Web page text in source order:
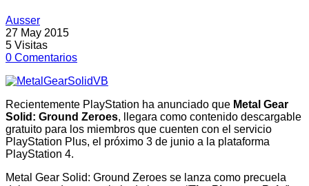
Ausser
27 May 2015
5 Visitas
0 Comentarios
Recientemente PlayStation ha anunciado que Metal Gear
Solid: Ground Zeroes, llegara como contenido descargable
gratuito para los miembros que cuenten con el servicio
PlayStation Plus, el próximo 3 de junio a la plataforma
PlayStation 4.
Metal Gear Solid: Ground Zeroes se lanza como precuela